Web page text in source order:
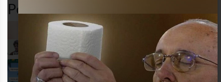
Popular en LVI
Jajajaja bien pensado
JAJAJ es excelente